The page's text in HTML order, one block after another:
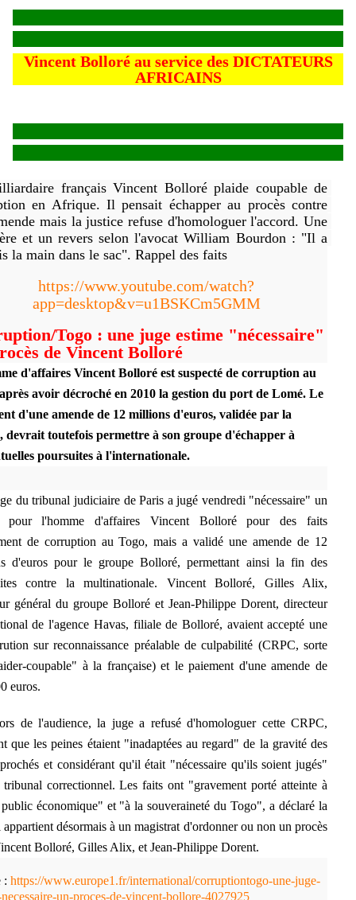
Vincent Bolloré au service des DICTATEURS
AFRICAINS
français Vincent Bolloré plaide coupable de
en Afrique. Il pensait échapper au procès contre
mais la justice refuse d'homologuer l'accord. Une
et un revers selon l'avocat William Bourdon : "Il a
la main dans le sac". Rappel des faits
https://www.youtube.com/watch?
app=desktop&v=u1BSKCm5GMM
Togo : une juge estime "nécessaire"
de Vincent Bolloré
d'affaires Vincent Bolloré est suspecté de corruption au
avoir décroché en 2010 la gestion du port de Lomé. Le
d'une amende de 12 millions d'euros, validée par la
devrait toutefois permettre à son groupe d'échapper à
poursuites à l'internationale.
du tribunal judiciaire de Paris a jugé vendredi "nécessaire" un
pour l'homme d'affaires Vincent Bolloré pour des faits
de corruption au Togo, mais a validé une amende de 12
d'euros pour le groupe Bolloré, permettant ainsi la fin des
contre la multinationale. Vincent Bolloré, Gilles Alix,
général du groupe Bolloré et Jean-Philippe Dorent, directeur
de l'agence Havas, filiale de Bolloré, avaient accepté une
sur reconnaissance préalable de culpabilité (CRPC, sorte
coupable" à la française) et le paiement d'une amende de
euros.
de l'audience, la juge a refusé d'homologuer cette CRPC,
que les peines étaient "inadaptées au regard" de la gravité des
et considérant qu'il était "nécessaire qu'ils soient jugés"
correctionnel. Les faits ont "gravement porté atteinte à
économique" et "à la souveraineté du Togo", a déclaré la
désormais à un magistrat d'ordonner ou non un procès
Bolloré, Gilles Alix, et Jean-Philippe Dorent.
: https://www.europe1.fr/international/corruptiontogo-une-juge-
un-proces-de-vincent-bollore-4027925